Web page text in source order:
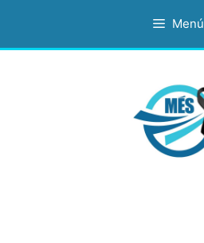
contingut
Menú